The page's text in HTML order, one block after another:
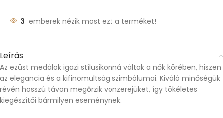
3 emberek nézik most ezt a terméket!
Leírás
Az ezüst medálok igazi stílusikonná váltak a nők körében, hiszen
az elegancia és a kifinomultság szimbólumai. Kiváló minőségük
révén hosszú távon megőrzik vonzerejüket, így tökéletes
kiegészítői bármilyen eseménynek.